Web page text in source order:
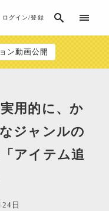
ログイン/登録
ン動画公開
用的に、か
ジャンルの
アイテム追
日